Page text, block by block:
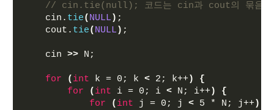
// cin.tie(null); 코드는 cin과 cout의 묶음을
    cin.
tie( NULL ) ;
    cout.
tie( NULL ) ;
    cin
>> N;
for ( int k = 0; k < 2; k++)
{
for
( int i = 0; i < N; i++)
{
for
( int j = 0; j < 5 * N; j++)